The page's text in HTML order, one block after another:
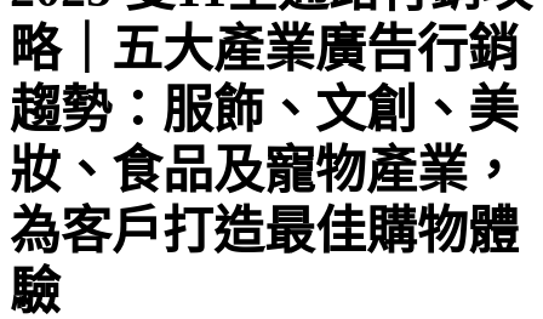
略｜五大產業廣告行銷
趨勢：服飾、文創、美
妝、食品及寵物產業，
為客戶打造最佳購物體
驗